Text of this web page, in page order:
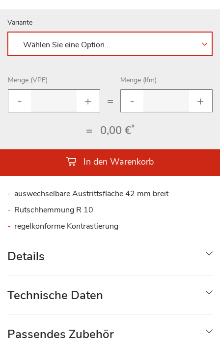
Variante
Menge (VPE)
=
Menge (lfm)
= 0,00 €*
In den Warenkorb
auswechselbare Austrittsfläche 42 mm breit
Rutschhemmung R 10
regelkonforme Kontrastierung
Details
Technische Daten
Passendes Zubehör